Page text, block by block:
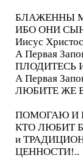
БЛАЖЕННЫ
ИБО ОНИ
Иисус
А Первая
ПЛОДИТЕСЬ
А Первая
ЛЮБИТЕ ЖЕ
ПОМОГАЮ И
КТО ЛЮБИТ
и
ЦЕННОСТИ!..